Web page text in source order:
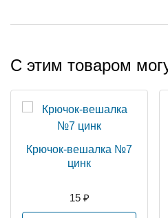
С этим товаром
Крючок-вешалка №7
цинк
15 ₽